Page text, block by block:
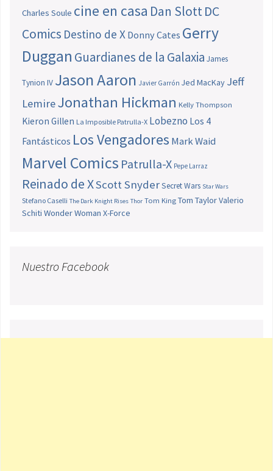
Charles Soule cine en casa Dan SlottDC
Comics Destino de X Donny Cates Gerry
Duggan Guardianes de la Galaxia James
Tynion IV Jason Aaron Javier Garrón Jed MacKay Jeff
LemireJonathan Hickman Kelly Thompson
Kieron Gillen La Imposible Patrulla-X Lobezno Los 4
Fantásticos Los Vengadores Mark Waid
Marvel Comics Patrulla-X Pepe Larraz
Reinado de XScott SnyderSecret Wars Star Wars
Stefano Caselli The Dark Knight Rises Thor Tom King Tom TaylorValerio
Schiti Wonder Woman X-Force
Nuestro Facebook